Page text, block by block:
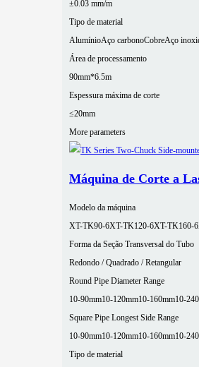
±0.03 mm/m
Tipo de material
AlumínioAço carbonoCobreAço
Área de processamento
90mm*6.5m
Espessura máxima de corte
≤20mm
More parameters
Máquina de Corte a
Modelo da máquina
XT-TK90-6XT-TK120-6XT-TK160-6
Forma da Seção Transversal do Tubo
Redondo / Quadrado / Retangular
Round Pipe Diameter Range
10-90mm10-120mm10-160mm10-
Square Pipe Longest Side Range
10-90mm10-120mm10-160mm10-
Tipo de material